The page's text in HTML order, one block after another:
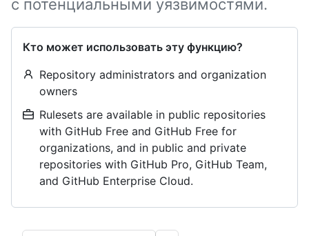
с потенциальными уязвимостями.
Кто может использовать эту функцию?
Repository administrators and organization
owners
Rulesets are available in public repositories
with GitHub Free and GitHub Free for
organizations, and in public and private
repositories with GitHub Pro, GitHub Team,
and GitHub Enterprise Cloud.